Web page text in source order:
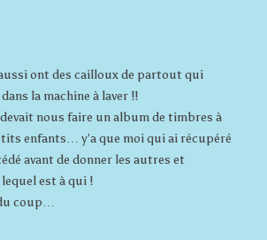
ont des cailloux de partout qui
la machine à laver !!
nous faire un album de timbres à
enfants… y’a que moi qui ai récupéré
avant de donner les autres et
est à qui !
coup…